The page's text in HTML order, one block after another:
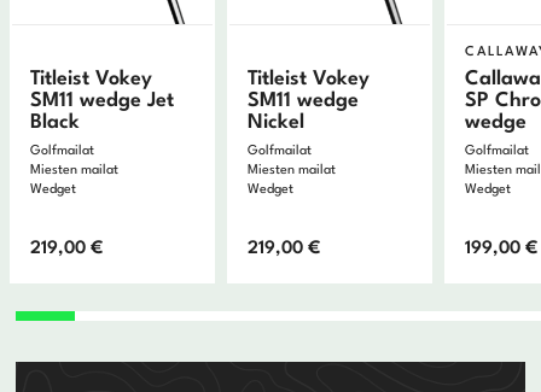
Titleist Vokey
SM11 wedge Jet
Black
Golfmailat
Miesten mailat
Wedget
219,00€
Titleist Vokey
SM11 wedge
Nickel
Golfmailat
Miesten mailat
Wedget
219,00€
SP
wedge
Golfmailat
Miesten
Wedget
199,00€